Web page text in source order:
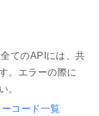
てのAPIには、共
。エラーの際に
。
コード一覧